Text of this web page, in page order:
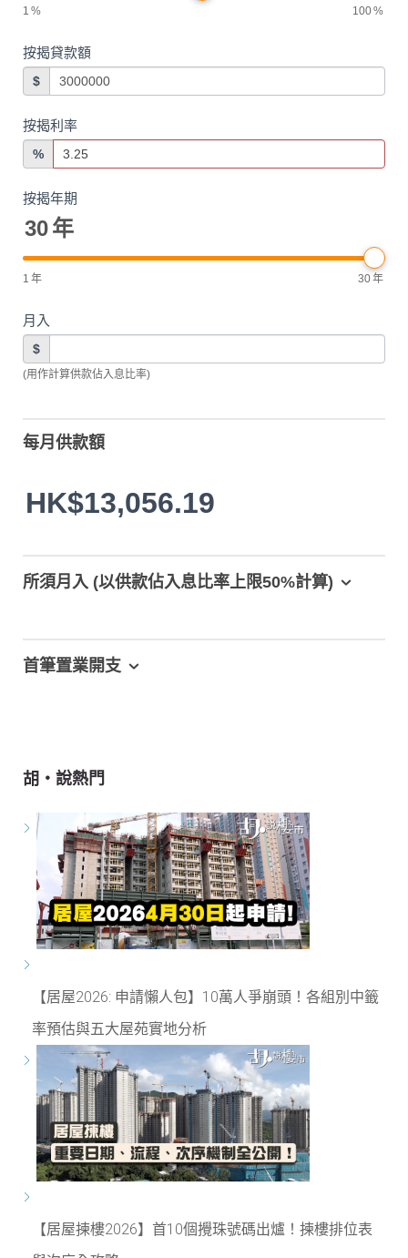
1 % 100%
按揭貸款額
$
按揭利率
%
按揭年期
30年
1 年 30年
月入
$
(用作計算供款佔入息比率)
每月供款額
HK$13,056.19
所須月入 (以供款佔入息比率上限50%計算)
首筆置業開支
胡‧說熱門
【居屋2026: 申請懶人包】10萬人爭崩頭！各組別中籤
率預估與五大屋苑實地分析
【居屋揀樓2026】首10個攪珠號碼出爐！揀樓排位表